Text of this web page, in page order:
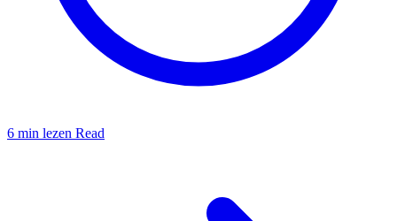
6 min lezen Read